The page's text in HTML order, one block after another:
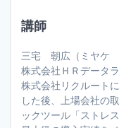
講師
三宅 朝広（ミヤケ
株式会社ＨＲデータ
株式会社リクルート
した後、上場会社の
ックツール「ストレ